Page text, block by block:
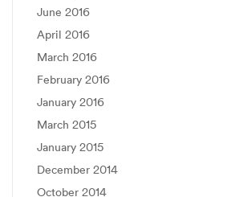
June 2016
April 2016
March 2016
February 2016
January 2016
March 2015
January 2015
December 2014
October 2014